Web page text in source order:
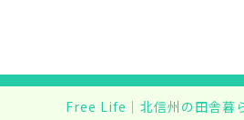
Free Life｜北信州の田舎暮